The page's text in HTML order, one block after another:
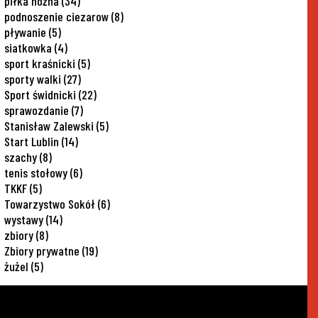
podnoszenie ciezarow(8)
pływanie (5)
siatkowka (4)
sport kraśnicki (5)
sporty walki (27)
Sport świdnicki (22)
sprawozdanie (7)
Stanisław Zalewski (5)
Start Lublin (14)
szachy(8)
tenis stołowy(6)
TKKF(5)
Towarzystwo Sokół(6)
wystawy(14)
zbiory(8)
Zbiory prywatne (19)
żużel (5)